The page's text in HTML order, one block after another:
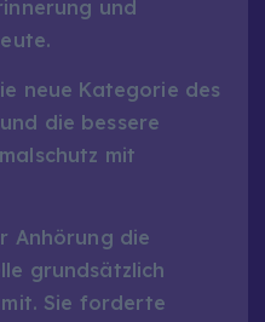
und
neue Kategorie des
die bessere
mit
Anhörung die
grundsätzlich
Sie forderte